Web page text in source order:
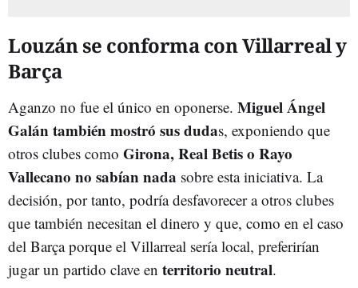
Louzán se conforma con Villarreal y
Barça
Aganzo no fue el único en oponerse. Miguel Ángel
Galán también mostró sus dudas, exponiendo que
otros clubes como Girona, Real Betis o Rayo
Vallecano no sabían nada sobre esta iniciativa. La
decisión, por tanto, podría desfavorecer a otros clubes
que también necesitan el dinero y que, como en el caso
del Barça porque el Villarreal sería local, preferirían
jugar un partido clave en territorio neutral.